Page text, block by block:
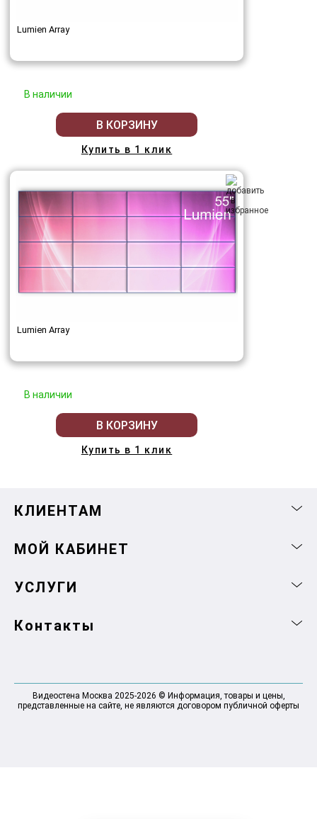
Lumien Array
В наличии
В КОРЗИНУ
Купить в 1 клик
Lumien Array
В наличии
В КОРЗИНУ
Купить в 1 клик
КЛИЕНТАМ
МОЙ КАБИНЕТ
УСЛУГИ
Контакты
Видеостена Москва 2025-2026 © Информация, товары и цены,
представленные на сайте, не являются договором публичной оферты